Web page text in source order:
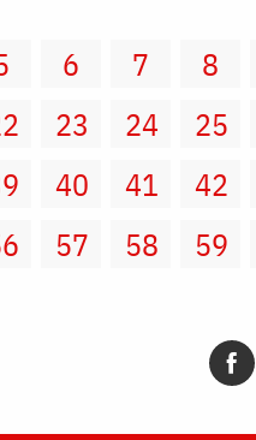
6 7 8
23 24 25
40 41 42
57 58 59